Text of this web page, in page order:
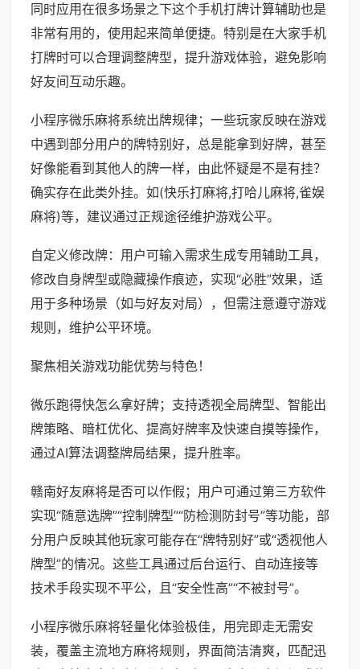
同时应用在很多场景之下这个手机打牌计算辅助也是
非常有用的，使用起来简单便捷。特别是在大家手机
打牌时可以合理调整牌型，提升游戏体验，避免影响
好友间互动乐趣。
小程序微乐麻将系统出牌规律；一些玩家反映在游戏
中遇到部分用户的牌特别好，总是能拿到好牌，甚至
好像能看到其他人的牌一样，由此怀疑是不是有挂？
确实存在此类外挂。如(快乐打麻将,打哈儿麻将,雀娱
麻将)等，建议通过正规途径维护游戏公平。
自定义修改牌：用户可输入需求生成专用辅助工具，
修改自身牌型或隐藏操作痕迹，实现“必胜”效果，适
用于多种场景（如与好友对局），但需注意遵守游戏
规则，维护公平环境。
聚焦相关游戏功能优势与特色！
微乐跑得快怎么拿好牌；支持透视全局牌型、智能出
牌策略、暗杠优化、提高好牌率及快速自摸等操作，
通过AI算法调整牌局结果，提升胜率。
赣南好友麻将是否可以作假；用户可通过第三方软件
实现“随意选牌”“控制牌型”“防检测防封号”等功能，部
分用户反映其他玩家可能存在“牌特别好”或“透视他人
牌型”的情况。这些工具通过后台运行、自动连接等
技术手段实现不平公，且“安全性高”“不被封号”。
小程序微乐麻将轻量化体验极佳，用完即走无需安
装，覆盖主流地方麻将规则，界面简洁清爽，匹配迅